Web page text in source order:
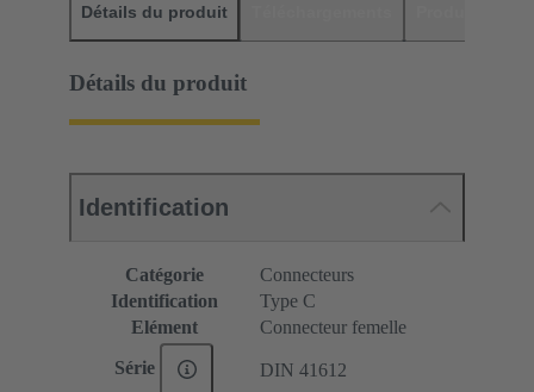
Détails du produit
Détails du produit
Identification
Catégorie
Connecteurs
Identification
Type C
Elément
Connecteur femelle
Série DIN 41612